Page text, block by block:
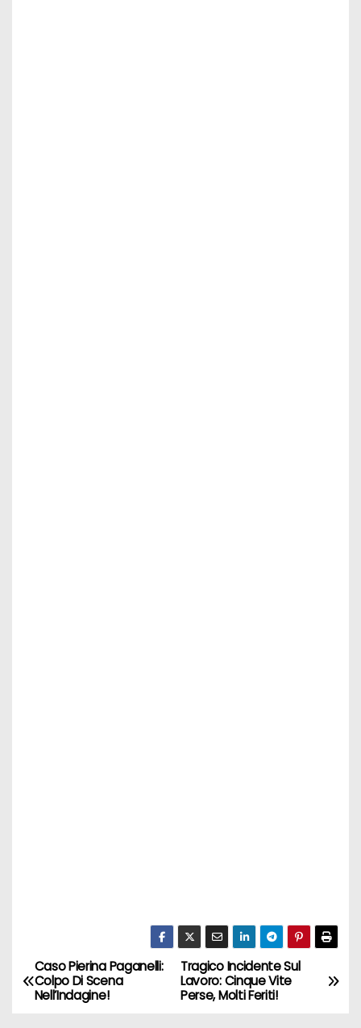
N
a
Tragico Incidente Sul
Lavoro: Cinque Vite
Perse, Molti Feriti!
Caso Pierina Paganelli:
Colpo Di Scena
Nell’Indagine!